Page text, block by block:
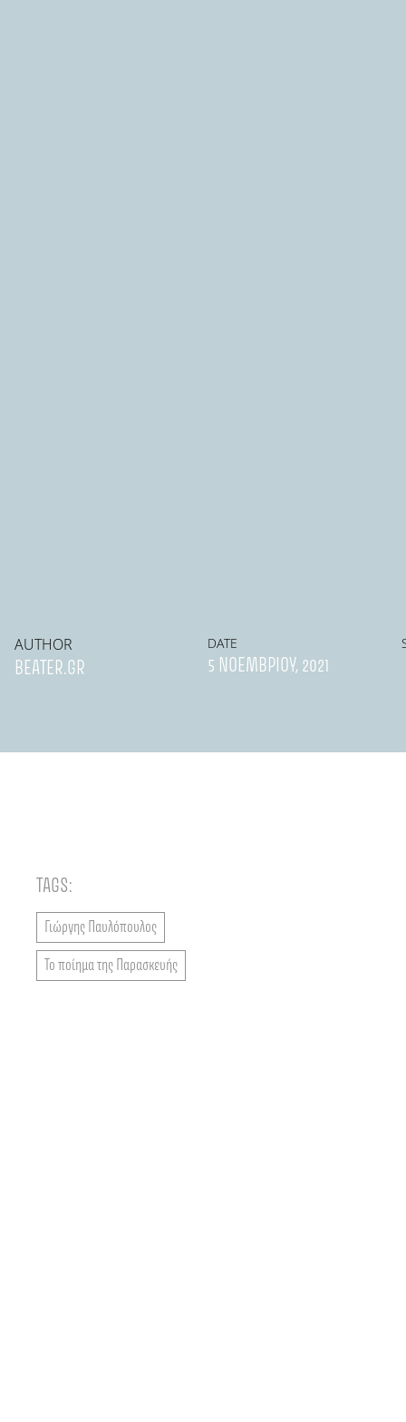
AUTHOR
BEATER.GR
DATE
5 ΝΟΕΜΒΡΊΟΥ, 2021
TAGS:
Γιώργης Παυλόπουλος
Το ποίημα της Παρασκευής